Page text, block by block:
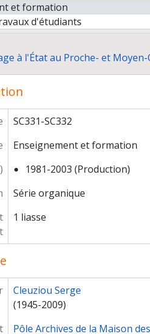
et formation
d'étudiants
orientale à
à des instances décisionnelles
à l'État au Proche- et
SC331-SC332
Enseignement et formation
1981-2003 (Production)
Série organique
1 liasse
Cleuziou Serge
(1945-2009)
Pôle Archives de la Maison